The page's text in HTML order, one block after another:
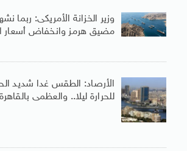
وزير الخزانة الأمريكى: ربما
مضيق هرمز وانخفاض أسعار
الأرصاد: الطقس غدا شديد
للحرارة ليلا.. والعظمى بالقاهرة 36